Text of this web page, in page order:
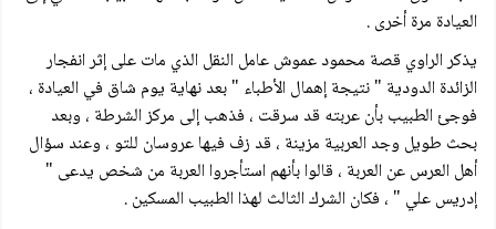
العيادة مرة أخرى .
يذكر الراوي قصة محمود عموش عامل النقل الذي مات على إثر انفجار
الزائدة الدودية " نتيجة إهمال الأطباء " بعد نهاية يوم شاق في العيادة ،
فوجئ الطبيب بأن عربته قد سرقت ، فذهب إلى مركز الشرطة ، وبعد
بحث طويل وجد العربية مزينة ، قد زف فيها عروسان للتو ، وعند سؤال
أهل العرس عن العربة ، قالوا بأنهم استأجروا العربة من شخص يدعى "
إدريس علي " ، فكان الشرك الثالث لهذا الطبيب المسكين .